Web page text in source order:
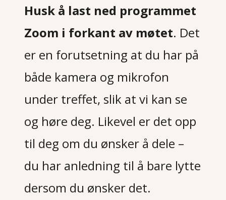
Husk å last ned programmet
Zoom i forkant av møtet. Det
er en forutsetning at du har på
både kamera og mikrofon
under treffet, slik at vi kan se
og høre deg. Likevel er det opp
til deg om du ønsker å dele –
du har anledning til å bare lytte
dersom du ønsker det.